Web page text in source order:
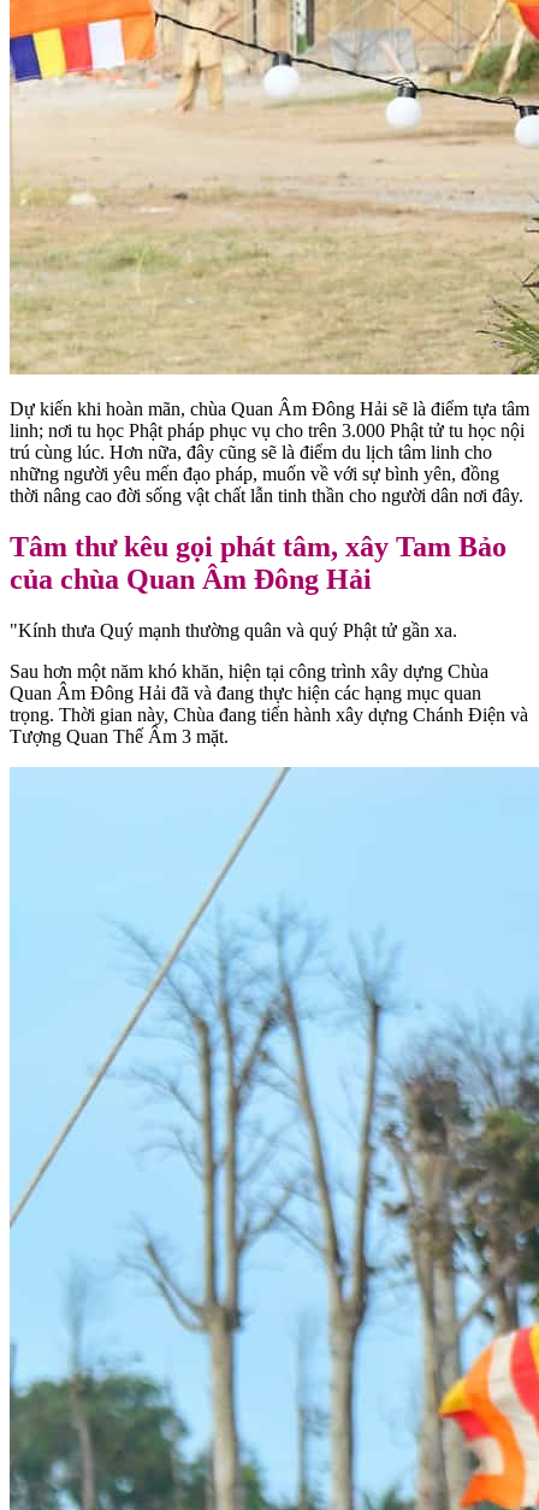
Dự kiến khi hoàn mãn, chùa Quan Âm Đông Hải sẽ là điểm tựa tâm
linh; nơi tu học Phật pháp phục vụ cho trên 3.000 Phật tử tu học nội
trú cùng lúc. Hơn nữa, đây cũng sẽ là điểm du lịch tâm linh cho
những người yêu mến đạo pháp, muốn về với sự bình yên, đồng
thời nâng cao đời sống vật chất lẫn tinh thần cho người dân nơi đây.
Tâm thư kêu gọi phát tâm, xây Tam Bảo
của chùa Quan Âm Đông Hải
"Kính thưa Quý mạnh thường quân và quý Phật tử gần xa.
Sau hơn một năm khó khăn, hiện tại công trình xây dựng Chùa
Quan Âm Đông Hải đã và đang thực hiện các hạng mục quan
trọng. Thời gian này, Chùa đang tiến hành xây dựng Chánh Điện và
Tượng Quan Thế Âm 3 mặt.